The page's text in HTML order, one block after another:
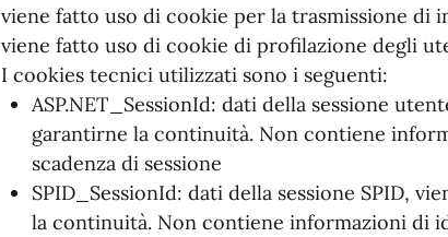
viene fatto uso di cookie per la trasmissione di
viene fatto uso di cookie di profilazione degli
I cookies tecnici utilizzati sono i seguenti:
ASP.NET_SessionId: dati della sessione
garantirne la continuità. Non contiene
scadenza di sessione
SPID_SessionId: dati della sessione SPID,
la continuità. Non contiene informazioni di